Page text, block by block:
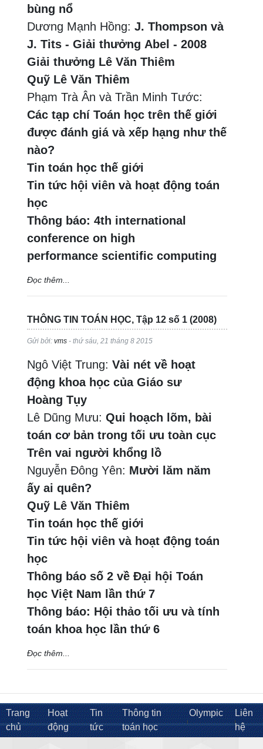
bùng nổ
Dương Mạnh Hồng:J. Thompson và
J. Tits - Giải thưởng Abel - 2008
Giải thưởng Lê Văn Thiêm
Quỹ Lê Văn Thiêm
Phạm Trà Ân và Trần Minh Tước:
Các tạp chí Toán học trên thế giới
được đánh giá và xếp hạng như thế
nào?
Tin toán học thế giới
Tin tức hội viên và hoạt động toán
học
Thông báo: 4th international
conference on high
performance scientific computing
Đọc thêm...
THÔNG TIN TOÁN HỌC, Tập 12 số 1 (2008)
Gửi bởi:vms - thứ sáu, 21 tháng 8 2015
Ngô Việt Trung: Vài nét về hoạt
động khoa học của Giáo sư
Hoàng Tụy
Lê Dũng Mưu:Qui hoạch lõm, bài
toán cơ bản trong tối ưu toàn cục
Trên vai người khổng lồ
Nguyễn Đông Yên: Mười lăm năm
ấy ai quên?
Quỹ Lê Văn Thiêm
Tin toán học thế giới
Tin tức hội viên và hoạt động toán
học
Thông báo số 2 về Đại hội Toán
học Việt Nam lần thứ 7
Thông báo: Hội thảo tối ưu và tính
toán khoa học lần thứ 6
Đọc thêm...
Trang
chủ
Hoạt
động
Tin
tức
Thông tin
toán học
Olympic
Liên
hệ